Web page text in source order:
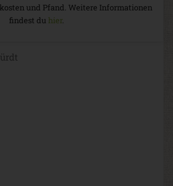
und Pfand. Weitere Informationen
findest du hier.